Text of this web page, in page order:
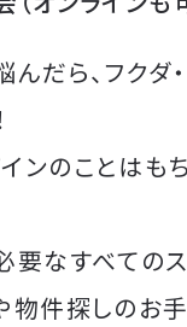
んだら、フク
ンのことはも
要なすべての
物件探しのお